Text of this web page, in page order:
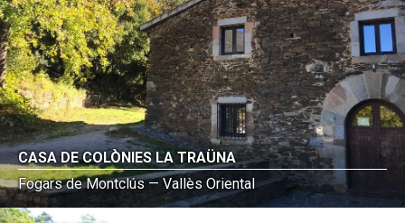
CASA DE COLÒNIES LA TRAÜNA
Fogars de Montclús — Vallès Oriental